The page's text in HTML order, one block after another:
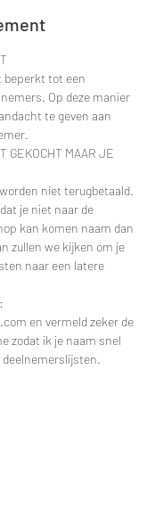
beperkt tot een
Op deze manier
te geven aan
GEKOCHT MAAR JE
niet terugbetaald.
je niet naar de
kan komen naam dan
zullen we kijken om je
naar een latere
en vermeld zeker de
zodat ik je naam snel